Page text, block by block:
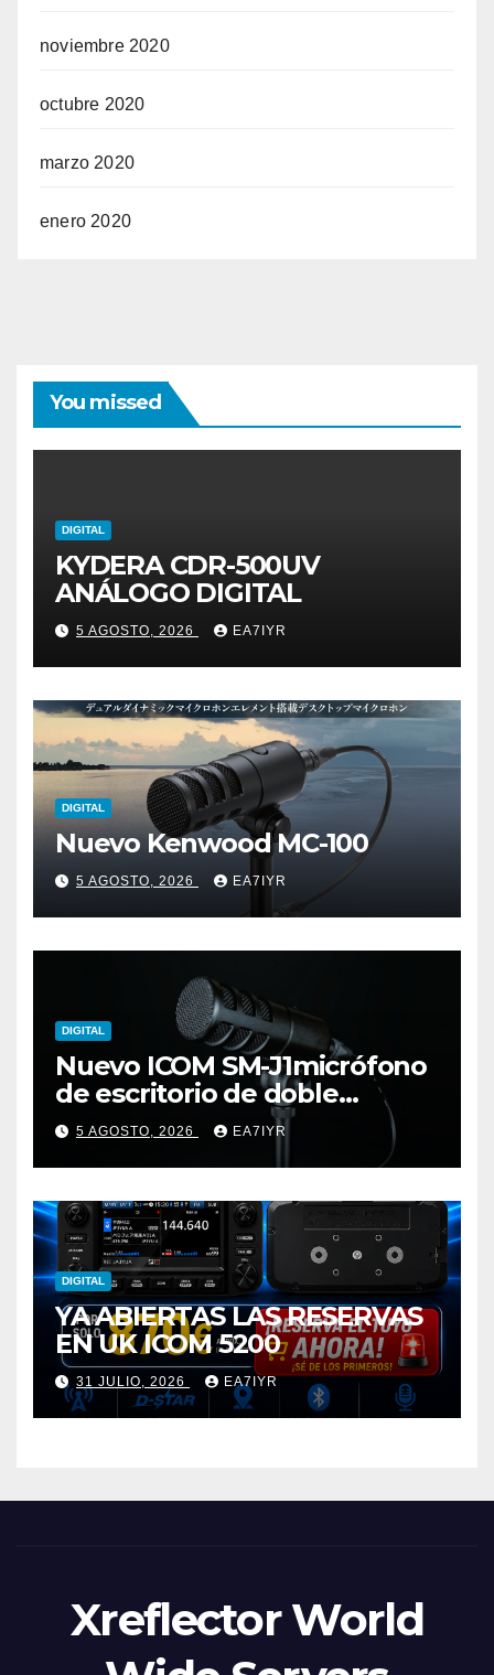
noviembre 2020
octubre 2020
marzo 2020
enero 2020
You missed
DIGITAL
KYDERA CDR-500UV
ANÁLOGO DIGITAL
5 AGOSTO, 2026 EA7IYR
DIGITAL
Nuevo Kenwood MC-100
5 AGOSTO, 2026 EA7IYR
DIGITAL
Nuevo ICOM SM-J1micrófono
de escritorio de doble
elemento premium
5 AGOSTO, 2026 EA7IYR
DIGITAL
YA ABIERTAS LAS RESERVAS
EN UK ICOM 5200
31 JULIO, 2026 EA7IYR
Xreflector World